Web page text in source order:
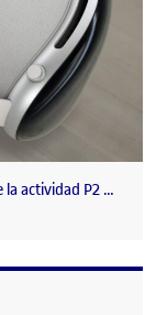
la actividad P2 …